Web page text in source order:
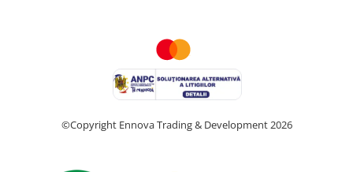
©Copyright Ennova Trading & Development 2026